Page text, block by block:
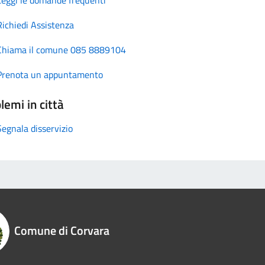
Assistenza
il comune 085 8889104
un appuntamento
in città
disservizio
Comune di Corvara